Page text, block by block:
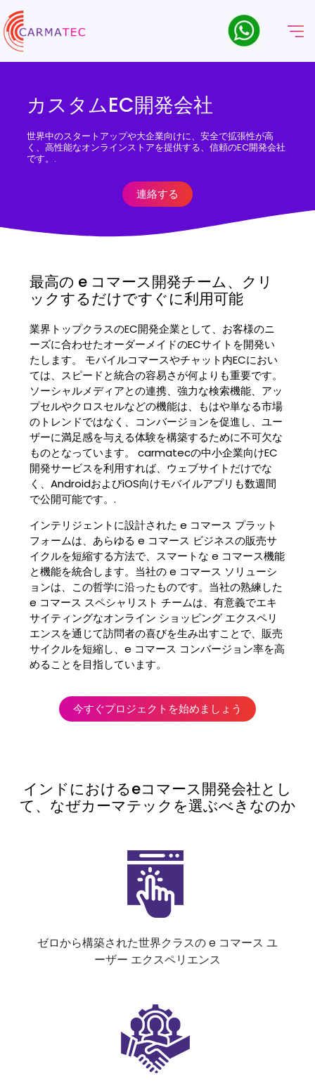
カスタムEC開発会社
世界中のスタートアップや大企業向けに、安全で拡張性が高
く、高性能なオンラインストアを提供する、信頼のEC開発会社
です。.
連絡する
最高の e コマース開発チーム、クリ
ックするだけですぐに利用可能
業界トップクラスのEC開発企業として、お客様のニ
ーズに合わせたオーダーメイドのECサイトを開発い
たします。 モバイルコマースやチャット内ECにおい
ては、スピードと統合の容易さが何よりも重要です。
ソーシャルメディアとの連携、強力な検索機能、アッ
プセルやクロスセルなどの機能は、もはや単なる市場
のトレンドではなく、コンバージョンを促進し、ユー
ザーに満足感を与える体験を構築するために不可欠な
ものとなっています。 carmatecの中小企業向けEC
開発サービスを利用すれば、ウェブサイトだけでな
く、AndroidおよびiOS向けモバイルアプリも数週間
で公開可能です。.
インテリジェントに設計された e コマース プラット
フォームは、あらゆる e コマース ビジネスの販売サ
イクルを短縮する方法で、スマートな e コマース機能
と機能を統合します。当社の e コマース ソリューシ
ョンは、この哲学に沿ったものです。当社の熟練した
e コマース スペシャリスト チームは、有意義でエキ
サイティングなオンライン ショッピング エクスペリ
エンスを通じて訪問者の喜びを生み出すことで、販売
サイクルを短縮し、e コマース コンバージョン率を高
めることを目指しています。
今すぐプロジェクトを始めましょう
インドにおけるeコマース開発会社とし
て、なぜカーマテックを選ぶべきなのか
ゼロから構築された世界クラスの e コマース ユ
ーザー エクスペリエンス